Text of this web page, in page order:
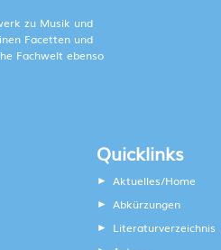
zu Musik und
Facetten und
Fachwelt ebenso
Quicklinks
Aktuelles/Home
Abkürzungen
Literaturverzeichnis